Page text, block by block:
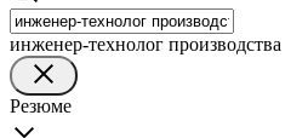
инженер-технолог производства
Резюме